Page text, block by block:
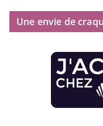
Une envie de